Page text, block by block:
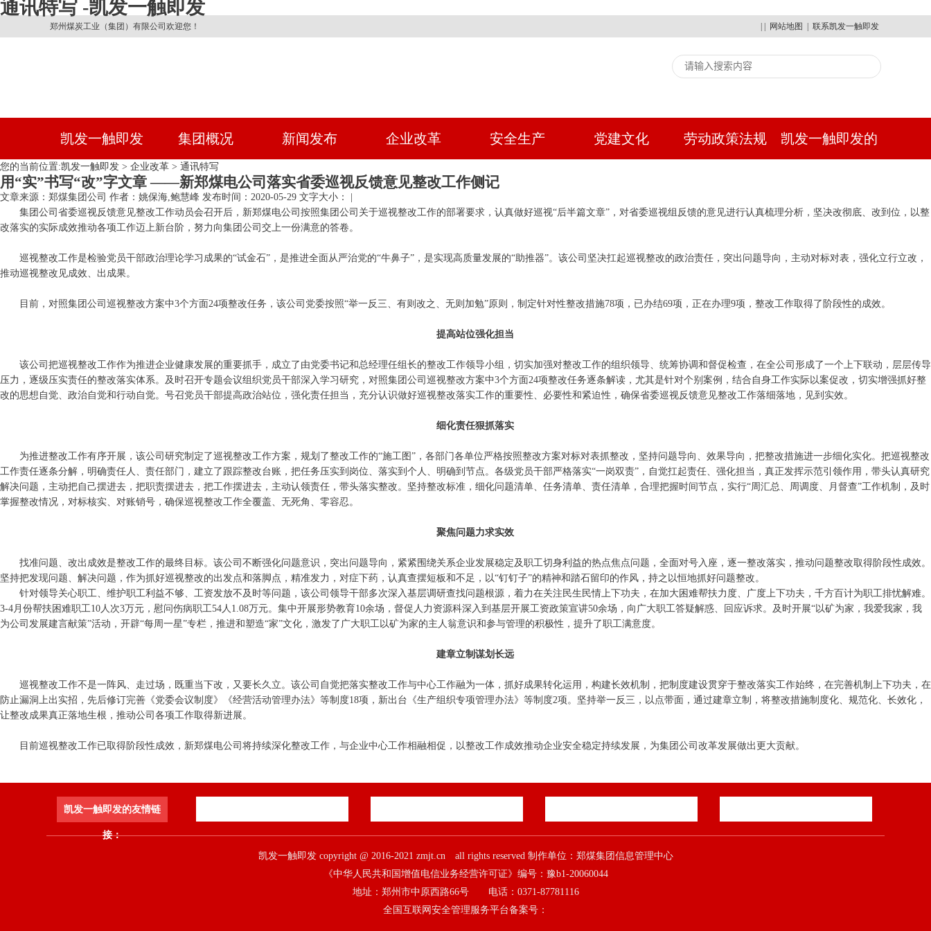
通讯特写 -凯发一触即发
郑州煤炭工业（集团）有限公司欢迎您！ 网站地图 联系凯发一触即发
凯发一触即发 集团概况 新闻发布 企业改革 安全生产 党建文化 劳动政策法规 凯发一触即发的
您的当前位置:凯发一触即发 > 企业改革 > 通讯特写
用“实”书写“改”字文章 ——新郑煤电公司落实省委巡视反馈意见整改工作侧记
文章来源：郑煤集团公司 作者：姚保海,鲍慧峰 发布时间：2020-05-29 文字大小： |
集团公司省委巡视反馈意见整改工作动员会召开后，新郑煤电公司按照集团公司关于巡视整改工作的部署要求，认真做好巡视“后半篇文章”，对省委巡视组反馈的意见进行认真梳理分析，坚决改彻底、改到位，以整
改落实的实际成效推动各项工作迈上新台阶，努力向集团公司交上一份满意的答卷。
巡视整改工作是检验党员干部政治理论学习成果的“试金石”，是推进全面从严治党的“牛鼻子”，是实现高质量发展的“助推器”。该公司坚决扛起巡视整改的政治责任，突出问题导向，主动对标对表，强化立行立改，
推动巡视整改见成效、出成果。
目前，对照集团公司巡视整改方案中3个方面24项整改任务，该公司党委按照“举一反三、有则改之、无则加勉”原则，制定针对性整改措施78项，已办结69项，正在办理9项，整改工作取得了阶段性的成效。
提高站位强化担当
该公司把巡视整改工作作为推进企业健康发展的重要抓手，成立了由党委书记和总经理任组长的整改工作领导小组，切实加强对整改工作的组织领导、统筹协调和督促检查，在全公司形成了一个上下联动，层层传导
压力，逐级压实责任的整改落实体系。及时召开专题会议组织党员干部深入学习研究，对照集团公司巡视整改方案中3个方面24项整改任务逐条解读，尤其是针对个别案例，结合自身工作实际以案促改，切实增强抓好整
改的思想自觉、政治自觉和行动自觉。号召党员干部提高政治站位，强化责任担当，充分认识做好巡视整改落实工作的重要性、必要性和紧迫性，确保省委巡视反馈意见整改工作落细落地，见到实效。
细化责任狠抓落实
为推进整改工作有序开展，该公司研究制定了巡视整改工作方案，规划了整改工作的“施工图”，各部门各单位严格按照整改方案对标对表抓整改，坚持问题导向、效果导向，把整改措施进一步细化实化。把巡视整改
工作责任逐条分解，明确责任人、责任部门，建立了跟踪整改台账，把任务压实到岗位、落实到个人、明确到节点。各级党员干部严格落实“一岗双责”，自觉扛起责任、强化担当，真正发挥示范引领作用，带头认真研究
解决问题，主动把自己摆进去，把职责摆进去，把工作摆进去，主动认领责任，带头落实整改。坚持整改标准，细化问题清单、任务清单、责任清单，合理把握时间节点，实行“周汇总、周调度、月督查”工作机制，及时
掌握整改情况，对标核实、对账销号，确保巡视整改工作全覆盖、无死角、零容忍。
聚焦问题力求实效
找准问题、改出成效是整改工作的最终目标。该公司不断强化问题意识，突出问题导向，紧紧围绕关系企业发展稳定及职工切身利益的热点焦点问题，全面对号入座，逐一整改落实，推动问题整改取得阶段性成效。
坚持把发现问题、解决问题，作为抓好巡视整改的出发点和落脚点，精准发力，对症下药，认真查摆短板和不足，以“钉钉子”的精神和踏石留印的作风，持之以恒地抓好问题整改。
针对领导关心职工、维护职工利益不够、工资发放不及时等问题，该公司领导干部多次深入基层调研查找问题根源，着力在关注民生民情上下功夫，在加大困难帮扶力度、广度上下功夫，千方百计为职工排忧解难。
3-4月份帮扶困难职工10人次3万元，慰问伤病职工54人1.08万元。集中开展形势教育10余场，督促人力资源科深入到基层开展工资政策宣讲50余场，向广大职工答疑解惑、回应诉求。及时开展“以矿为家，我爱我家，我
为公司发展建言献策”活动，开辟“每周一星”专栏，推进和塑造“家”文化，激发了广大职工以矿为家的主人翁意识和参与管理的积极性，提升了职工满意度。
建章立制谋划长远
巡视整改工作不是一阵风、走过场，既重当下改，又要长久立。该公司自觉把落实整改工作与中心工作融为一体，抓好成果转化运用，构建长效机制，把制度建设贯穿于整改落实工作始终，在完善机制上下功夫，在
防止漏洞上出实招，先后修订完善《党委会议制度》《经营活动管理办法》等制度18项，新出台《生产组织专项管理办法》等制度2项。坚持举一反三，以点带面，通过建章立制，将整改措施制度化、规范化、长效化，
让整改成果真正落地生根，推动公司各项工作取得新进展。
目前巡视整改工作已取得阶段性成效，新郑煤电公司将持续深化整改工作，与企业中心工作相融相促，以整改工作成效推动企业安全稳定持续发展，为集团公司改革发展做出更大贡献。
凯发一触即发的友情链
接：
凯发一触即发 copyright @ 2016-2021 zmjt.cn all rights reserved 制作单位：郑煤集团信息管理中心
《中华人民共和国增值电信业务经营许可证》编号：豫b1-20060044
地址：郑州市中原西路66号 电话：0371-87781116
全国互联网安全管理服务平台备案号：